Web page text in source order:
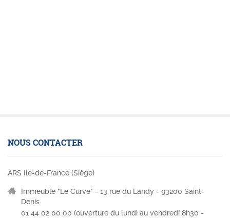
NOUS CONTACTER
ARS Ile-de-France (Siège)
Immeuble "Le Curve" - 13 rue du Landy - 93200 Saint-
Denis
01 44 02 00 00 (ouverture du lundi au vendredi 8h30 -